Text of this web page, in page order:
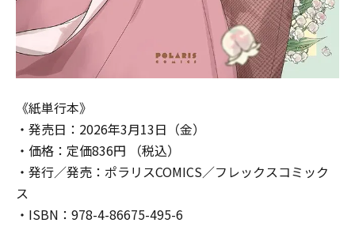
《紙単行本》
・発売日：2026年3月13日（金）
・価格：定価836円 （税込）
・発行／発売：ポラリスCOMICS／フレックスコミック
ス
・ISBN：978-4-86675-495-6